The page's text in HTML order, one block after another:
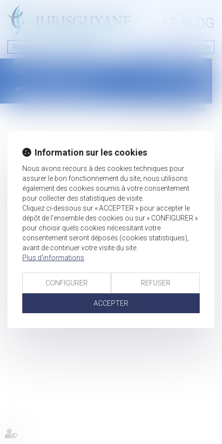
LE BLOG
Nous contacter
46 avenue de la liberté
B.P.315 - 97327 Cayenne Cedex
Tel : +594 594 29 45 35
www.jurisguyane.com
Mentions légales
Information sur les cookies
Nous avons recours à des cookies techniques pour
assurer le bon fonctionnement du site, nous utilisons
également des cookies soumis à votre consentement
pour collecter des statistiques de visite.
Cliquez ci-dessous sur « ACCEPTER » pour accepter le
dépôt de l'ensemble des cookies ou sur « CONFIGURER »
pour choisir quels cookies nécessitant votre
consentement seront déposés (cookies statistiques),
avant de continuer votre visite du site.
Plus d'informations
CONFIGURER REFUSER
ACCEPTER